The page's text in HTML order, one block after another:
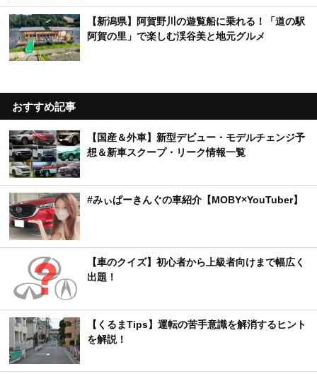
【新潟県】阿賀野川の遊覧船に乗れる！「道の駅
阿賀の里」で楽しむ渓谷美と地元グルメ
おすすめ記事
【国産＆外車】新型デビュー・モデルチェンジ予
想＆新車スクープ・リーク情報一覧
#みぃぱーきんぐの車紹介【MOBY×YouTuber】
【車のクイズ】初心者から上級者向けまで幅広く
出題！
【くるまTips】運転の苦手意識を解消するヒント
を解説！